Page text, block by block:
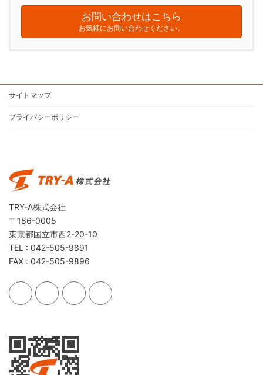
お問い合わせはこちら
お気軽にお問い合わせください。
サイトマップ
プライバシーポリシー
TRY-A株式会社
〒186-0005
東京都国立市西2-20-10
TEL : 042-505-9891
FAX : 042-505-9896